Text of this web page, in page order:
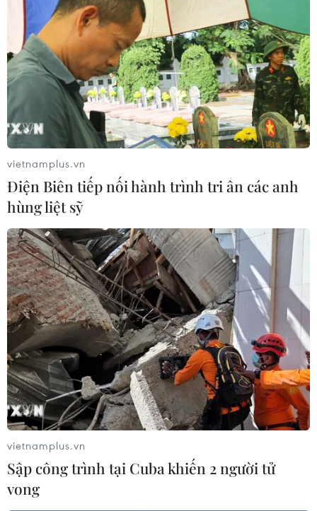
16/04/2022 22:23
Bên cạnh sự vào cuộc kịp thời nhằm hỗ trợ doanh
nghiệp, các cơ quan chức năng cũng đưa ra nhiều
khuyến cáo trong việc cẩn trọng trước mọi giao dịch để
tránh thiệt hại đáng tiếc.
Vụ hạt điều xuất sang Italy: Những
container cuối cùng được giải phóng
30/05/2022 13:11
Ngày 30/5, những container hạt điều còn lại trong số 35
tháng 3 vừa qua đã được giải phóng.
vietnamplus.vn
Điện Biên tiếp nối hành trình tri ân các anh
hùng liệt sỹ
vietnamplus.vn
Sập công trình tại Cuba khiến 2 người tử
vong